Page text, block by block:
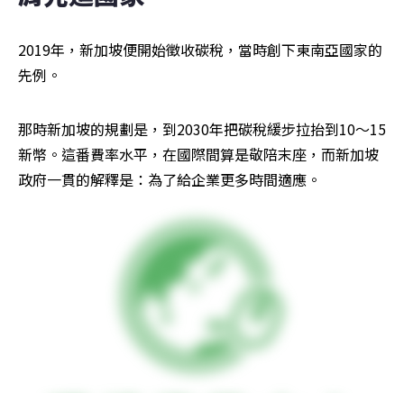
2019年，新加坡便開始徵收碳稅，當時創下東南亞國家的
先例。
那時新加坡的規劃是，到2030年把碳稅緩步拉抬到10～15
新幣。這番費率水平，在國際間算是敬陪末座，而新加坡
政府一貫的解釋是：為了給企業更多時間適應。